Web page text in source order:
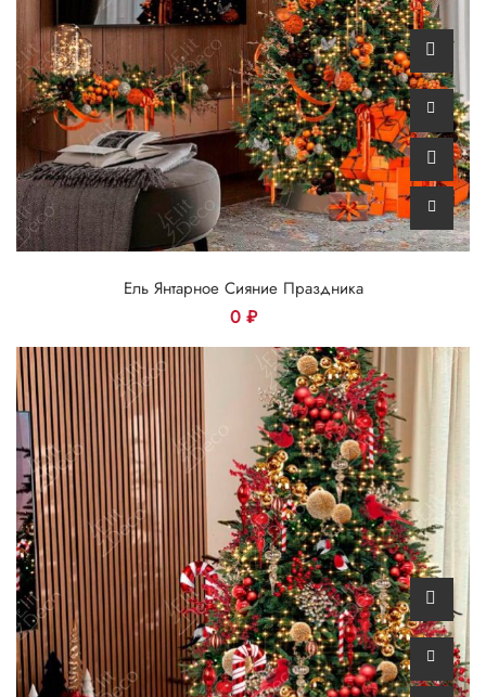
Ель Янтарное Сияние Праздника
0 ₽